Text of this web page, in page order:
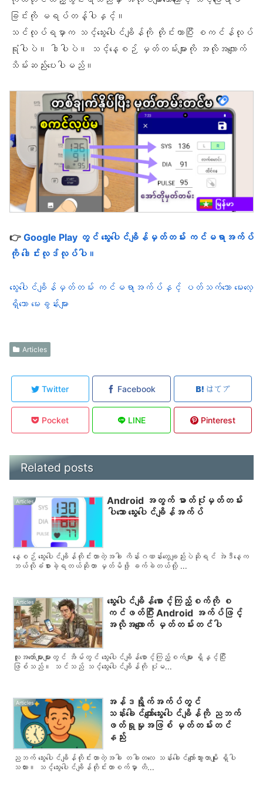
ခြင်းကို မရပ်တန့်ပါနှင့်။
သင်လုပ်ရမှာက သင့်သွေးပေါင်ချိန်ကို တိုင်းတာပြီး စကင်န်လုပ်
ရုံပါပဲ။ ဒါပါပဲ။ သင့်နေ့စဉ် မှတ်တမ်းများကို အလိုအလျောက်
သိမ်းဆည်းပေးပါမည်။
👉 Google Play တွင် သွေးပေါင်ချိန်မှတ်တမ်း ကင်မရာအက်ပ်
ကို ဒေါင်းလုဒ်လုပ်ပါ။
သွေးပေါင်ချိန်မှတ်တမ်း ကင်မရာအက်ပ်နှင့် ပတ်သက်သော မေးလေ့
ရှိသော မေးခွန်းများ
Articles
Twitter Facebook はてブ
Pocket LINE Pinterest
Related posts
Articles
Android အတွက် ဓာတ်ပုံမှတ်တမ်း
ပါသော သွေးပေါင်ချိန်အက်ပ်
နေ့စဉ် သွေးပေါင်ချိန်တိုင်းတာတဲ့အခါ ကိန်းဂဏန်းတွေချည်းပဲဆိုရင် အဲဒီနေ့က
ဘယ်လိုခံစားခဲ့ရတယ်ဆိုတာ မှတ်မိဖို့ ခက်ခဲတယ်လို့ ...
Articles
သွေးပေါင်ချိန်စောင့်ကြည့်စက်ကို စ
ကင်ဖတ်ပြီး Android အက်ပ်ဖြင့်
အလိုအလျောက် မှတ်တမ်းတင်ပါ
လူအတော်များများတွင် အိမ်တွင် သွေးပေါင်ချိန်စောင့်ကြည့်စက်များ ရှိနှင့်ပြီး
ဖြစ်သည်။ သင်သည် သင့်သွေးပေါင်ချိန်ကို ပုံမ...
Articles
အန်ဒရွိုက်အက်ပ်တွင်
သန်းခေါင်ကျော်သွေးပေါင်ချိန်ကို ညဘက်
ဖတ်ရှုမှုအဖြစ် မှတ်တမ်းတင်
နည်း
ညဘက် သွေးပေါင်ချိန်တိုင်းတာတဲ့အခါ တခါတလေ သန်းခေါင်ကျော်သွားတာမျိုး ရှိပါ
သလား။ သင့်သွေးပေါင်ချိန်တိုင်းတာစက်မှာ တိ...